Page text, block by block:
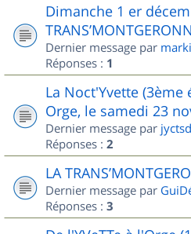
Dimanche 1 er
Dernier message par
Réponses : 1
La Noct'Yvette (3ème
Orge, le samedi 23
Dernier message par jyctsd
Réponses : 2
LA
Dernier message par
Réponses : 3